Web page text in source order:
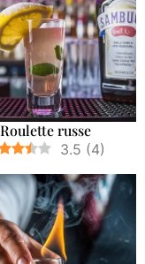
Roulette russe
3.5 (4)